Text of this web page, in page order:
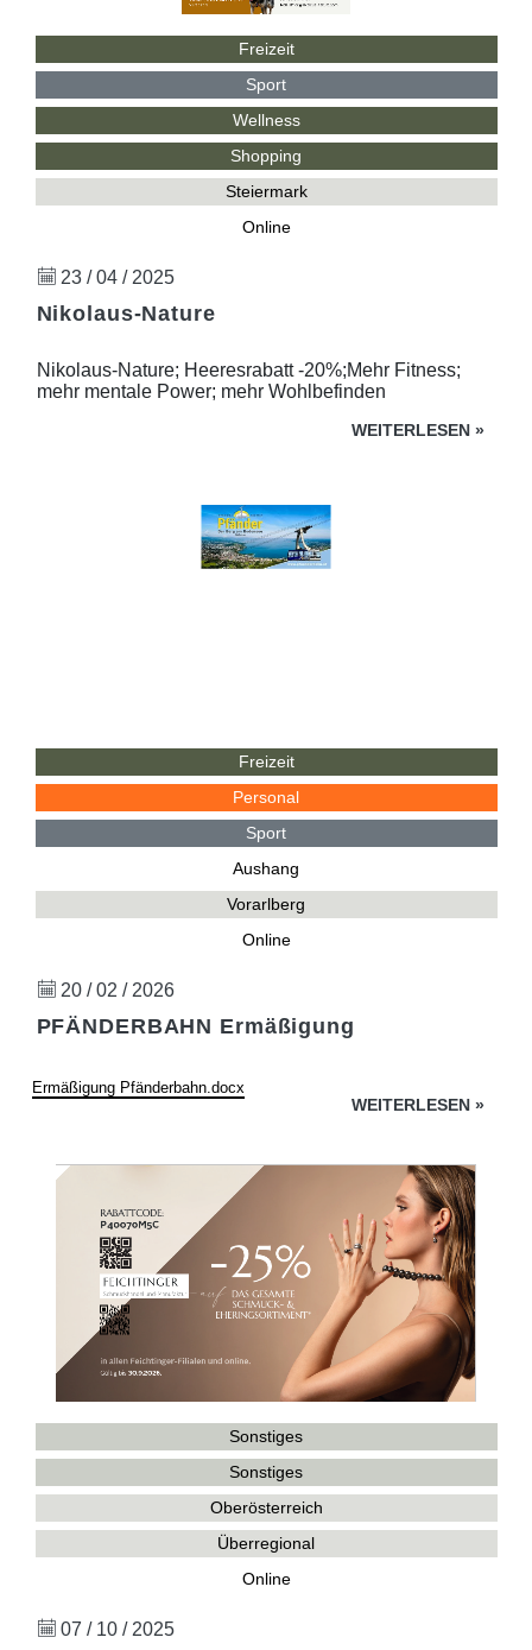
Freizeit
Sport
Wellness
Shopping
Steiermark
Online
23 / 04 / 2025
Nikolaus-Nature
Nikolaus-Nature; Heeresrabatt -20%;Mehr Fitness;
mehr mentale Power; mehr Wohlbefinden
WEITERLESEN »
Freizeit
Personal
Sport
Aushang
Vorarlberg
Online
20 / 02 / 2026
PFÄNDERBAHN Ermäßigung
Ermäßigung Pfänderbahn.docx
WEITERLESEN »
Sonstiges
Sonstiges
Oberösterreich
Überregional
Online
07 / 10 / 2025